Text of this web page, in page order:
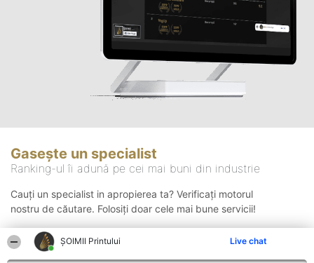
ŞOIMII Printului Live chat
Gasește un specialist
Ranking-ul îi adună pe cei mai buni din industrie
Cauți un specialist in apropierea ta? Verificați motorul
nostru de căutare. Folosiți doar cele mai bune servicii!